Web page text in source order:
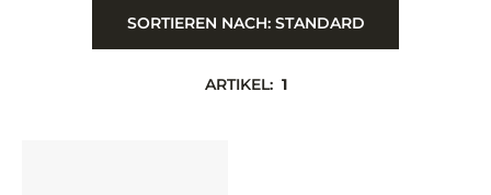
SORTIEREN NACH: STANDARD
ARTIKEL: 1